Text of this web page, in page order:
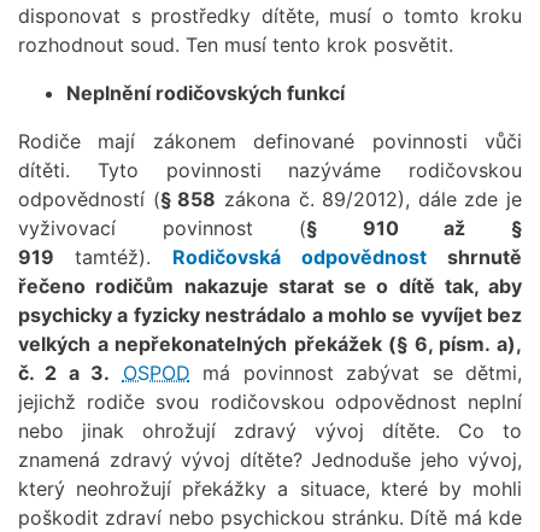
disponovat s prostředky dítěte, musí o tomto kroku
rozhodnout soud. Ten musí tento krok posvětit.
Neplnění rodičovských funkcí
Rodiče mají zákonem definované povinnosti vůči
dítěti. Tyto povinnosti nazýváme rodičovskou
odpovědností (§ 858 zákona č. 89/2012), dále zde je
vyživovací povinnost (§ 910 až §
919 tamtéž). Rodičovská odpovědnost shrnutě
řečeno rodičům nakazuje starat se o dítě tak, aby
psychicky a fyzicky nestrádalo a mohlo se vyvíjet bez
velkých a nepřekonatelných překážek (§ 6, písm. a),
č. 2 a 3.
OSPOD má povinnost zabývat se dětmi,
jejichž rodiče svou rodičovskou odpovědnost neplní
nebo jinak ohrožují zdravý vývoj dítěte. Co to
znamená zdravý vývoj dítěte? Jednoduše jeho vývoj,
který neohrožují překážky a situace, které by mohli
poškodit zdraví nebo psychickou stránku. Dítě má kde